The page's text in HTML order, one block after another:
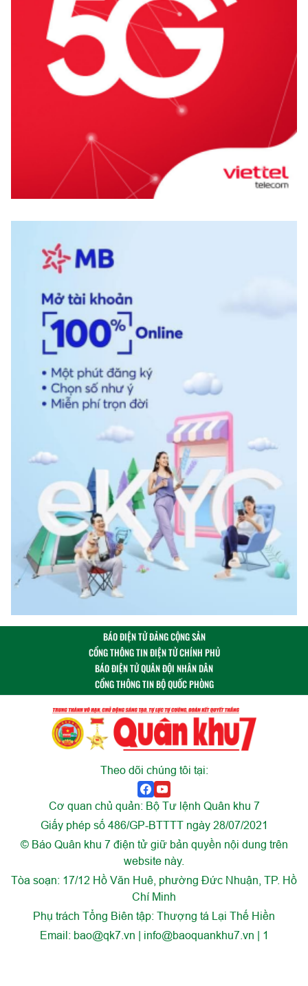
BÁO ĐIỆN TỬ ĐẢNG CỘNG SẢN
CỔNG THÔNG TIN ĐIỆN TỬ CHÍNH PHỦ
BÁO ĐIỆN TỬ QUÂN ĐỘI NHÂN DÂN
CỔNG THÔNG TIN BỘ QUỐC PHÒNG
Theo dõi chúng tôi tại:
Cơ quan chủ quản: Bộ Tư lệnh Quân khu 7
Giấy phép số 486/GP-BTTTT ngày 28/07/2021
© Báo Quân khu 7 điện tử giữ bản quyền nội dung trên
website này.
Tòa soạn: 17/12 Hồ Văn Huê, phường Đức Nhuận, TP. Hồ
Chí Minh
Phụ trách Tổng Biên tập: Thượng tá Lại Thế Hiền
Email: bao@qk7.vn | info@baoquankhu7.vn | 1